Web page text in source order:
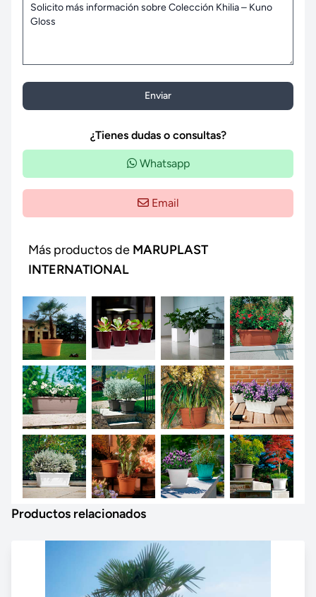
Enviar
¿Tienes dudas o consultas?
Whatsapp
Email
Más productos de MARUPLAST
INTERNATIONAL
Productos relacionados